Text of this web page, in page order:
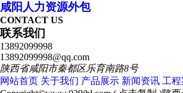
咸阳人力资源外包
CONTACT US
联系我们
13892099998
13892099998@qq.com
陕西省咸阳市秦都区乐育南路8号
网站首页 关于我们 产品展示 新闻资讯 工程